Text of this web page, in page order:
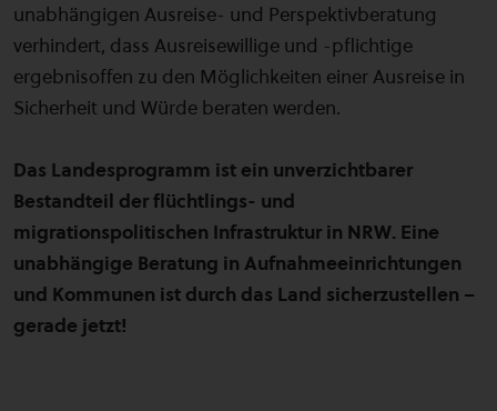
unabhängigen Ausreise- und Perspektivberatung
verhindert, dass Ausreisewillige und -pflichtige
ergebnisoffen zu den Möglichkeiten einer Ausreise in
Sicherheit und Würde beraten werden.
Das Landesprogramm ist ein unverzichtbarer
Bestandteil der flüchtlings- und
migrationspolitischen Infrastruktur in NRW. Eine
unabhängige Beratung in Aufnahmeeinrichtungen
und Kommunen ist durch das Land sicherzustellen –
gerade jetzt!